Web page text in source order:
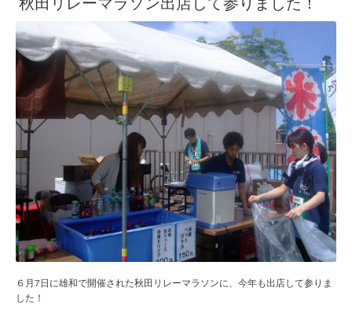
秋田リレーマラソン出店して参りました！
６月7日に雄和で開催された秋田リレーマラソンに、今年も出店して参りま
した！